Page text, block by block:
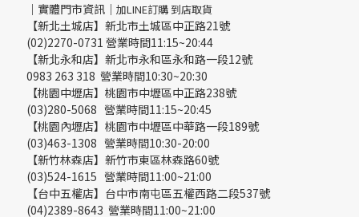
｜實體門市資訊｜ 加LINE訂購 到店取貨
【新北土城店】新北市土城區中正路21號
(02)2270-0731 營業時間11:15~20:44
【新北永和店】新北市永和區永和路一段12號
0983 263 318 營業時間10:30~20:30
【桃園中壢店】桃園市中壢區中正路238號
(03)280-5068 營業時間11:15~20:45
【桃園內壢店】桃園市中壢區中華路一段189號
(03)463-1308 營業時間10:30-20:00
【新竹林森店】新竹市東區林森路60號
(03)524-1615 營業時間11:00~21:00
【台中五權店】台中市南屯區五權西路二段537號
(04)2389-8643 營業時間11:00~21:00